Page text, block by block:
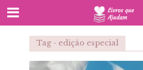
Tag - edição especial